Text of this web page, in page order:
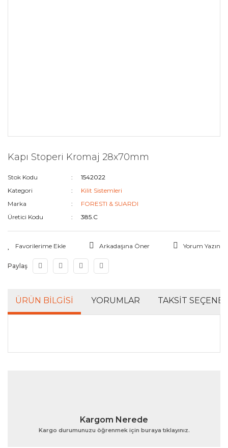
Kapı Stoperi Kromaj 28x70mm
Stok Kodu
1542022
Kategori
Kilit Sistemleri
Marka
FORESTI & SUARDI
Üretici Kodu
385.C
Arkadaşına Öner Yorum Yazın
Paylaş
ÜRÜN BILGISI YORUMLAR TAKSIT
Bu ürünün fiyat bilgisi, resim, ürün açıklamalarında ve
Ürün açıklamasında eksik bilgiler bulunuyor.
Kargom Nerede
Kargo durumunuzu öğrenmek için buraya tıklayınız.